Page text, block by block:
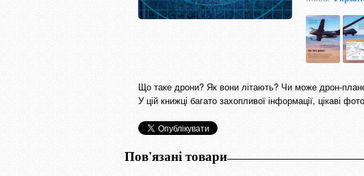
Що таке дрони? Як вони літають? Чи може дрон-
У цій книжці багато захопливої інформації, цікаві
Пов'язані товари